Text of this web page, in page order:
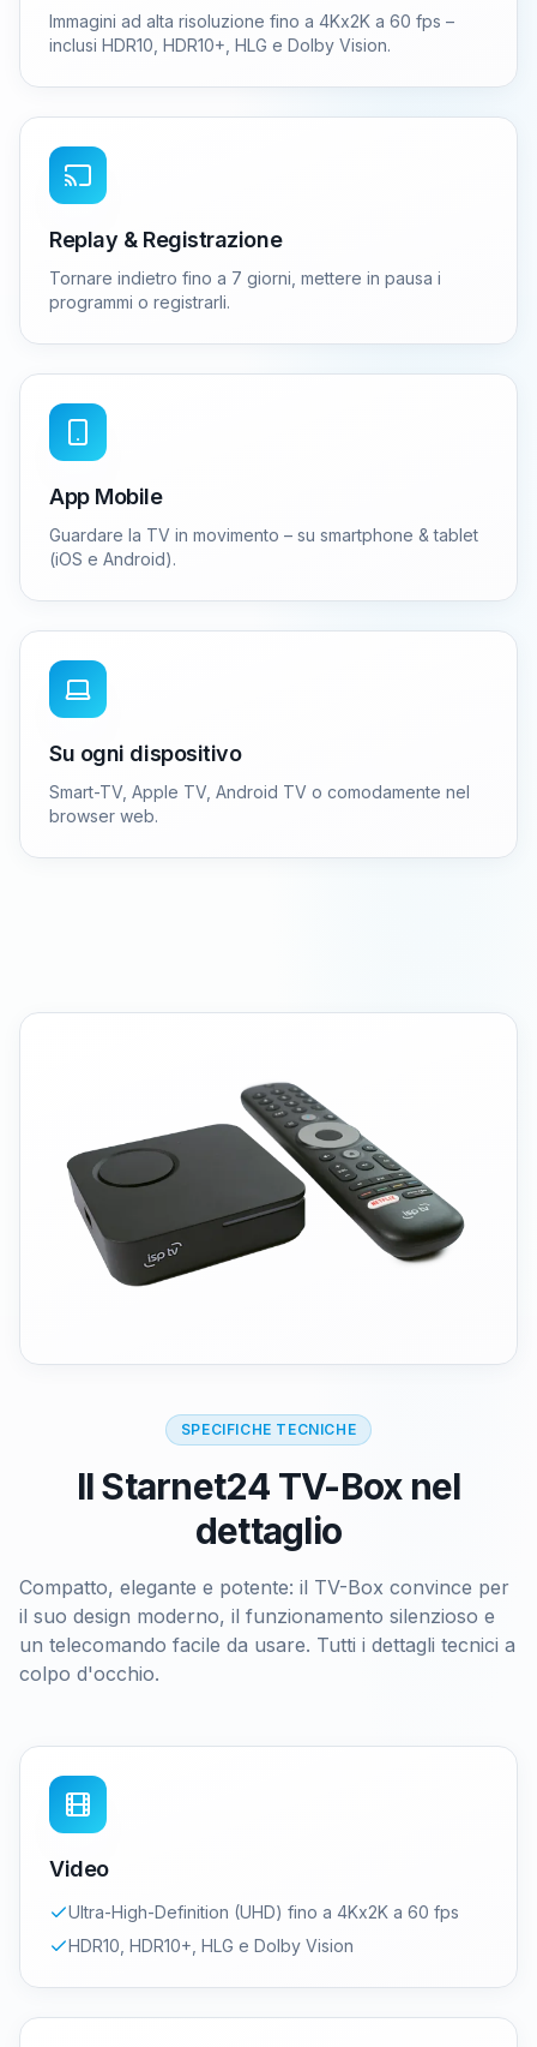
Immagini ad alta risoluzione fino a 4Kx2K a 60 fps –
inclusi HDR10, HDR10+, HLG e Dolby Vision.
Replay & Registrazione
Tornare indietro fino a 7 giorni, mettere in pausa i
programmi o registrarli.
App Mobile
Guardare la TV in movimento – su smartphone & tablet
(iOS e Android).
Su ogni dispositivo
Smart-TV, Apple TV, Android TV o comodamente nel
browser web.
SPECIFICHE TECNICHE
Il Starnet24 TV-Box nel
dettaglio
Compatto, elegante e potente: il TV-Box convince per
il suo design moderno, il funzionamento silenzioso e
un telecomando facile da usare. Tutti i dettagli tecnici a
colpo d'occhio.
Video
Ultra-High-Definition (UHD) fino a 4Kx2K a 60 fps
HDR10, HDR10+, HLG e Dolby Vision